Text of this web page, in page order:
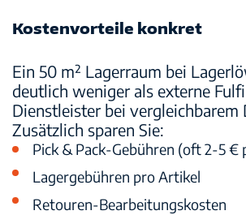
Kostenvorteile konkret
Ein 50 m² Lagerraum bei
deutlich weniger als externe
Dienstleister bei vergleichbarem
Zusätzlich sparen Sie:
Pick & Pack-Gebühren (oft 2-5 €
Lagergebühren pro Artikel
Retouren-Bearbeitungskosten